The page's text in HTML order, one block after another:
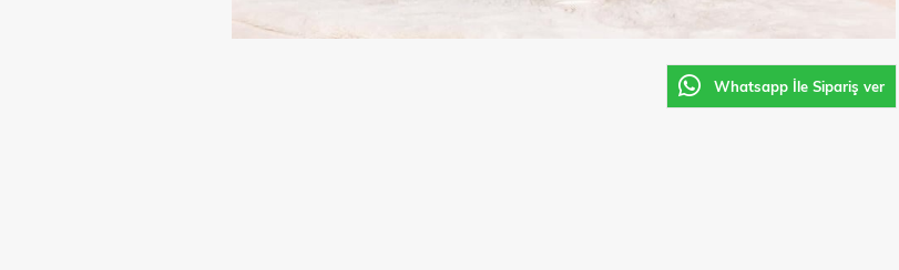
Whatsapp İle Sipariş ver